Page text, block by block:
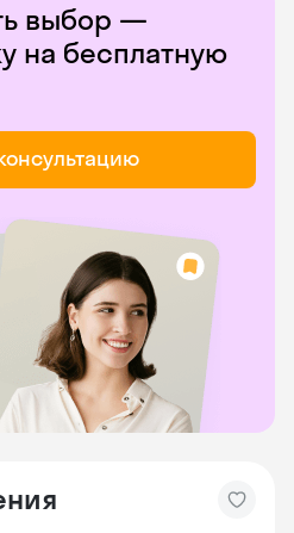
выбор —
на бесплатную